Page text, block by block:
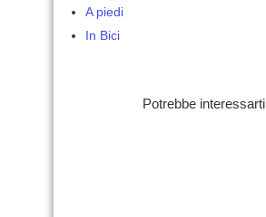
A piedi
In Bici
Potrebbe interessarti